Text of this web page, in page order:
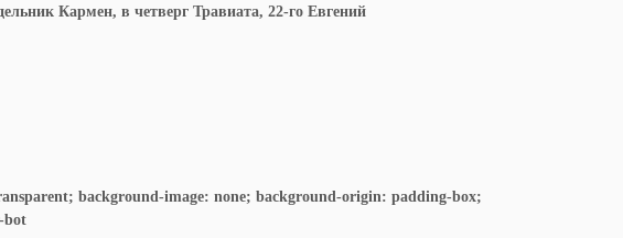
Кармен, в четверг Травиата, 22-го Евгений
background-image: none; background-origin: padding-box;
bot